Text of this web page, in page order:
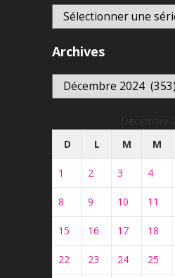
Archives
Archives
D
L M M
1 2 3 4
8 9 10 11
15 16 17 18
22 23 24 25